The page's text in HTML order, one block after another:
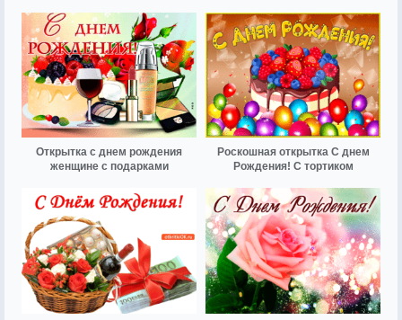
Открытка с днем рождения
женщине с подарками
Роскошная открытка С днем
Рождения! С тортиком